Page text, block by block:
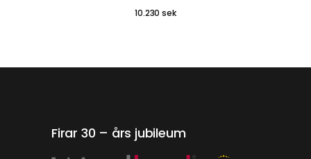
10.230sek
Firar 30 – års jubileum